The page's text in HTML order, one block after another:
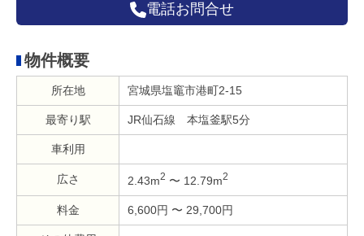
電話お問合せ
物件概要
所在地 宮城県塩竈市港町2-15
最寄り駅 JR仙石線 本塩釜駅5分
車利用
広さ 2.43m2 〜 12.79m2
料金 6,600円 〜 29,700円